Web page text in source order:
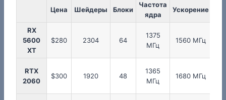
Цена Шейдеры Блоки
Частота
ядра
Ускорение
RX
5600
XT
$280 2304 64
1375
МГц
1560 МГц
RTX
2060
$300 1920 48
1365
МГц
1680 МГц